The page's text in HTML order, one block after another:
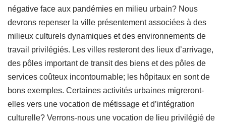
négative face aux pandémies en milieu urbain? Nous
devrons repenser la ville présentement associées à des
milieux culturels dynamiques et des environnements de
travail privilégiés. Les villes resteront des lieux d’arrivage,
des pôles important de transit des biens et des pôles de
services coûteux incontournable; les hôpitaux en sont de
bons exemples. Certaines activités urbaines migreront-
elles vers une vocation de métissage et d’intégration
culturelle? Verrons-nous une vocation de lieu privilégié de